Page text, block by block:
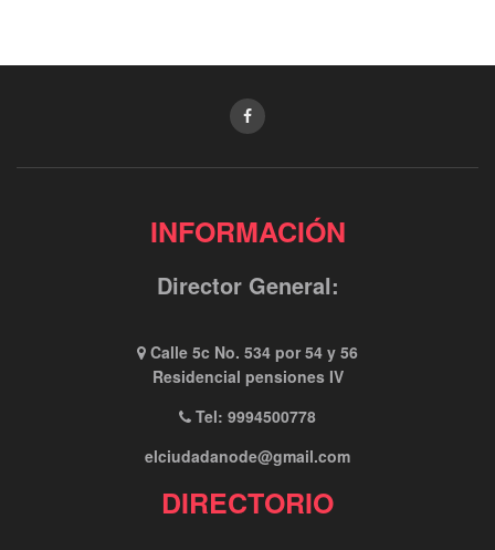
INFORMACIÓN
Director General:
Calle 5c No. 534 por 54 y 56
Residencial pensiones IV
Tel: 9994500778
elciudadanode@gmail.com
DIRECTORIO